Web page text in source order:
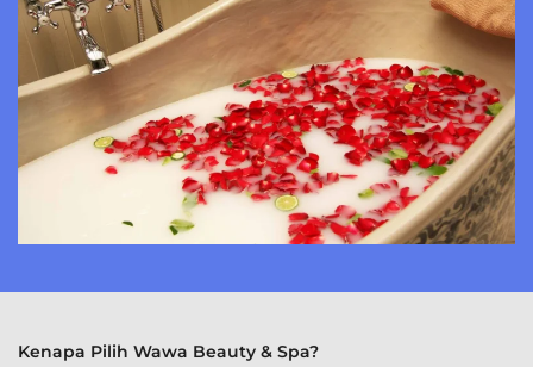
Kenapa Pilih Wawa Beauty & Spa?